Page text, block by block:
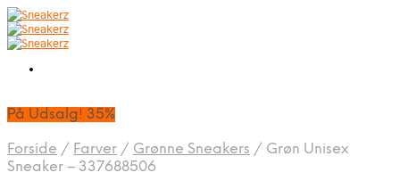
På Udsalg! 35%
Forside / Farver / Grønne Sneakers / Grøn Unisex
Sneaker – 337688506